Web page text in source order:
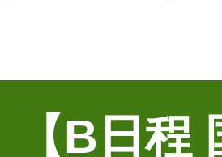
【B日程